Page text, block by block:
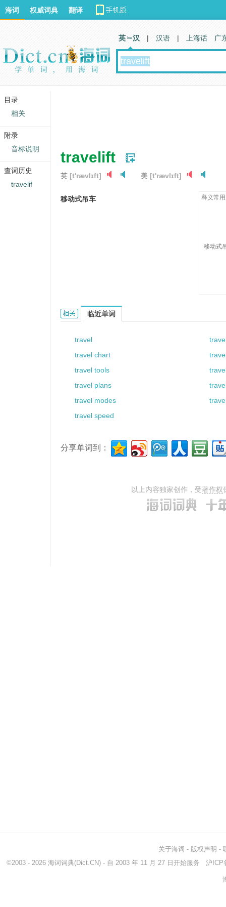
travelift
英 [t'rævlɪft] 美 [t'rævlɪft]
移动式吊车 释义常
移动式
travelift的相关资料：
临近单词
travel
travel chart
travel tools
travel plans
travel modes
travel speed
分享单词到：
以上内容独家创作，受著作权
海词 权威词典 翻译
英 汉 | 汉语 | 上海话 广
关于海词 - 版权声明 -
©2003 - 2026 海词词典(Dict.CN) - 自 2003 年 11 月 27 日开始服务 沪ICP
目录
相关
附录
音标说明
查词历史
travelif